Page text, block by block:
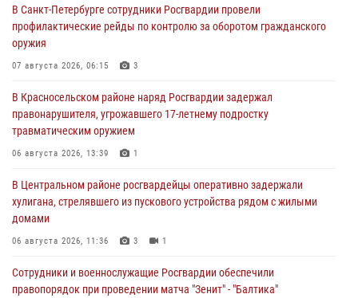
В Санкт-Петербурге сотрудники Росгвардии провели
профилактические рейды по контролю за оборотом гражданского
оружия
07 августа 2026, 06:15 3
В Красносельском районе наряд Росгвардии задержал
правонарушителя, угрожавшего 17-летнему подростку
травматическим оружием
06 августа 2026, 13:39 1
В Центральном районе росгвардейцы оперативно задержали
хулигана, стрелявшего из пускового устройства рядом с жилыми
домами
06 августа 2026, 11:36 3 1
Сотрудники и военнослужащие Росгвардии обеспечили
правопорядок при проведении матча "Зенит" - "Балтика"